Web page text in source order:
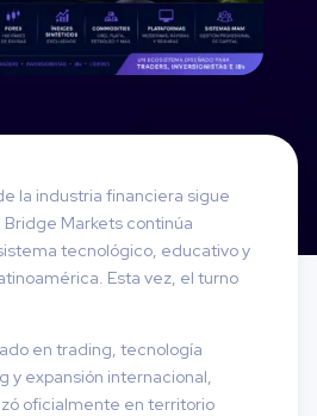
la industria financiera sigue
Markets continúa
tecnológico, educativo y
Esta vez, el turno
en trading, tecnología
y expansión internacional,
oficialmente en territorio